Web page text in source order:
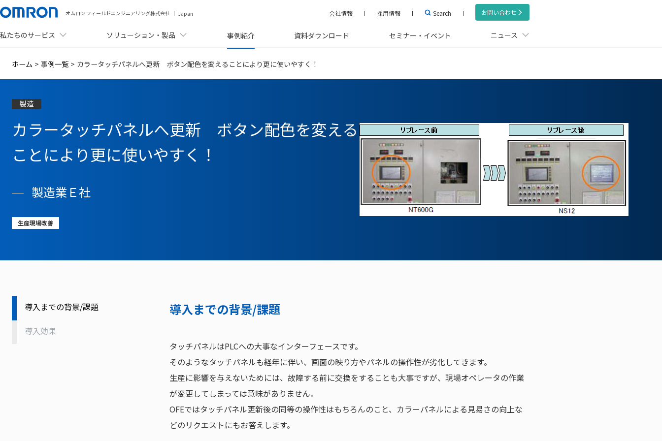
オムロン フィールドエンジニアリング株式会社 Japan 会社情報 採用情報 Search お問い合わせ
私たちのサービス ソリューション・製品 事例紹介 資料ダウンロード セミナー・イベント ニュース
メニュー
私たちのサービス
セミナー・イベント
ニュース
お問い合わせ
ホーム > 事例一覧 > カラータッチパネルへ更新 ボタン配色を変えることにより更に使いやすく！
製造
カラータッチパネルへ更新 ボタン配色を変える
ことにより更に使いやすく！
製造業Ｅ社
生産現場改善
導入までの背景/課題
導入効果
導入までの背景/課題
タッチパネルはPLCへの大事なインターフェースです。
そのようなタッチパネルも経年に伴い、画面の映り方やパネルの操作性が劣化してきます。
生産に影響を与えないためには、故障する前に交換をすることも大事ですが、現場オペレータの作業
が変更してしまっては意味がありません。
OFEではタッチパネル更新後の同等の操作性はもちろんのこと、カラーパネルによる見易さの向上な
どのリクエストにもお答えします。